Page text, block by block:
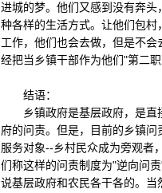
进城的梦。他们又感到没有奔
种各样的生活方式。让他们包
工作，他们也会去做，但是不
经把当乡镇干部作为他们"第二
结语：
乡镇政府是基层政府，是直接
府的问责。但是，目前的乡镇
服务对象--乡村民众成为旁观者
们称这样的问责制度为"逆向问
说基层政府和农民各干各的。